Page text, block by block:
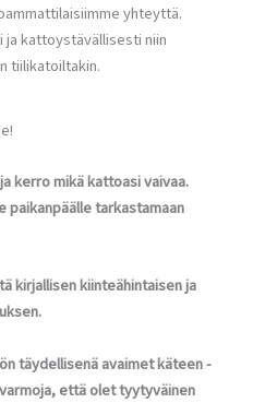
yhteyttä.
kattoystävällisesti niin
tiilikatoiltakin.
kerro mikä kattoasi vaivaa.
paikanpäälle tarkastamaan
kirjallisen kiinteähintaisen ja
täydellisenä avaimet käteen -
että olet tyytyväinen